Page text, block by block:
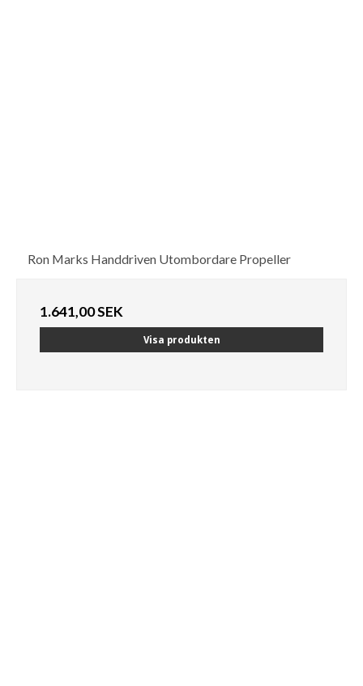
Ron Marks Handdriven Utombordare Propeller
1.641,00 SEK
Visa produkten